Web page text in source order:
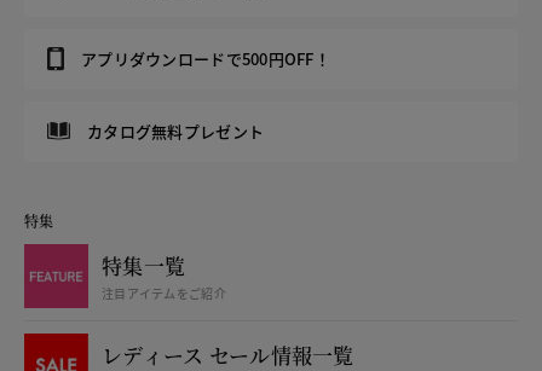
アプリダウンロードで500円OFF！
カタログ無料プレゼント
特集
特集一覧
注目アイテムをご紹介
レディース セール情報一覧